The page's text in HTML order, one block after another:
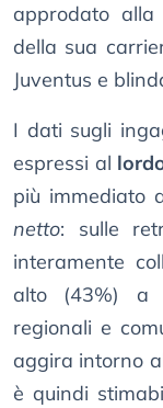
approdato
della sua
Juventus e
I dati sugli
espressi al
più immediato
netto: sulle
interamente
alto (43%) a
regionali e
aggira intorno
è quindi